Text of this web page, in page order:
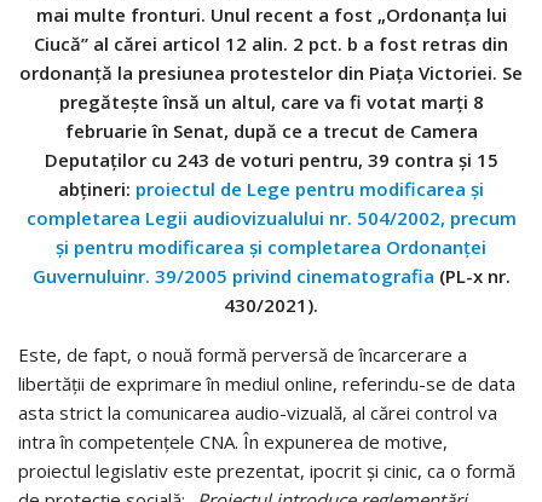
mai multe fronturi. Unul recent a fost „Ordonanța lui
Ciucă” al cărei articol 12 alin. 2 pct. b a fost retras din
ordonanță la presiunea protestelor din Piața Victoriei. Se
pregătește însă un altul, care va fi votat marți 8
februarie în Senat, după ce a trecut de Camera
Deputaților cu 243 de voturi pentru, 39 contra și 15
abțineri: proiectul de Lege pentru modificarea și
completarea Legii audiovizualului nr. 504/2002, precum
și pentru modificarea și completarea Ordonanței
Guvernuluinr. 39/2005 privind cinematografia (PL-x nr.
430/2021).
Este, de fapt, o nouă formă perversă de încarcerare a
libertății de exprimare în mediul online, referindu-se de data
asta strict la comunicarea audio-vizuală, al cărei control va
intra în competențele CNA. În expunerea de motive,
proiectul legislativ este prezentat, ipocrit și cinic, ca o formă